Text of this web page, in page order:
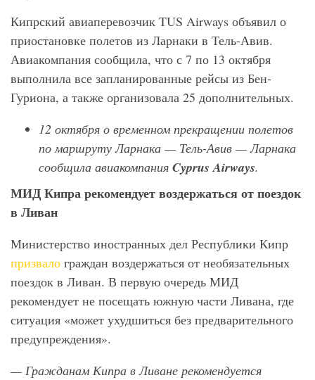
Кипрский авиаперевозчик TUS Airways объявил о
приостановке полетов из Ларнаки в Тель-Авив.
Авиакомпания сообщила, что с 7 по 13 октября
выполнила все запланированные рейсы из Бен-
Гуриона, а также организовала 25 дополнительных.
12 октября о временном прекращении полетов
по маршруту Ларнака — Тель-Авив — Ларнака
сообщила авиакомпания Cyprus Airways.
МИД Кипра рекомендует воздержаться от поездок
в Ливан
Министерство иностранных дел Республики Кипр
призвало граждан воздержаться от необязательных
поездок в Ливан. В первую очередь МИД
рекомендует не посещать южную части Ливана, где
ситуация «может ухудшиться без предварительного
предупреждения».
— Гражданам Кипра в Ливане рекомендуется